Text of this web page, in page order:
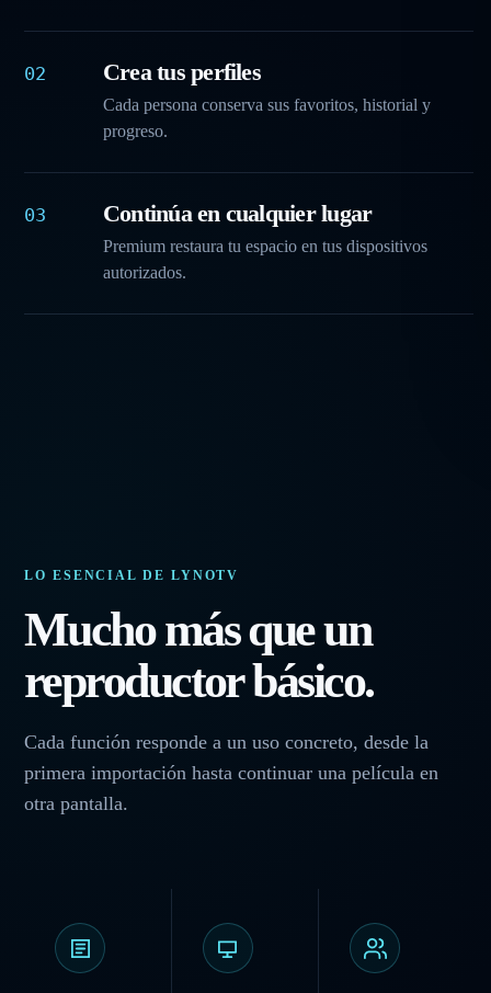
02 Crea tus perfiles
Cada persona conserva sus favoritos, historial y
progreso.
03 Continúa en cualquier lugar
Premium restaura tu espacio en tus dispositivos
autorizados.
LO ESENCIAL DE LYNOTV
Mucho más que un
reproductor básico.
Cada función responde a un uso concreto, desde la
primera importación hasta continuar una película en
otra pantalla.